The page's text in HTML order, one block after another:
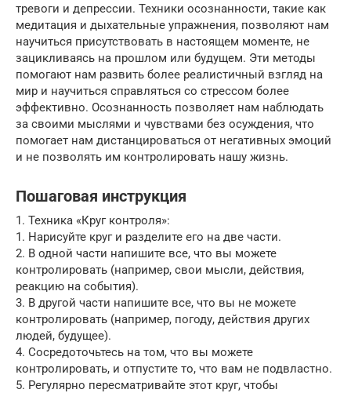
тревоги и депрессии. Техники осознанности, такие как
медитация и дыхательные упражнения, позволяют нам
научиться присутствовать в настоящем моменте, не
зацикливаясь на прошлом или будущем. Эти методы
помогают нам развить более реалистичный взгляд на
мир и научиться справляться со стрессом более
эффективно. Осознанность позволяет нам наблюдать
за своими мыслями и чувствами без осуждения, что
помогает нам дистанцироваться от негативных эмоций
и не позволять им контролировать нашу жизнь.
Пошаговая инструкция
1. Техника «Круг контроля»:
1. Нарисуйте круг и разделите его на две части.
2. В одной части напишите все, что вы можете
контролировать (например, свои мысли, действия,
реакцию на события).
3. В другой части напишите все, что вы не можете
контролировать (например, погоду, действия других
людей, будущее).
4. Сосредоточьтесь на том, что вы можете
контролировать, и отпустите то, что вам не подвластно.
5. Регулярно пересматривайте этот круг, чтобы